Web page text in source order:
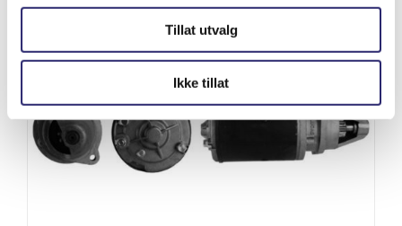
Tillat utvalg
Ikke tillat
Detaljer